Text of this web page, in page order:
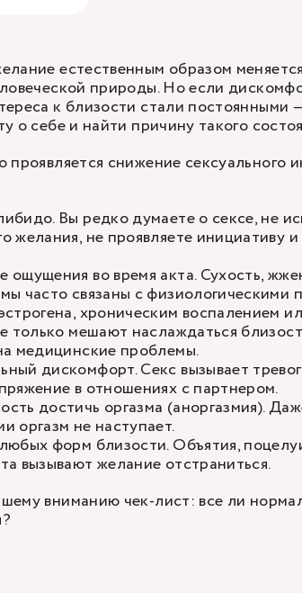
естественным образом
природы. Но если
к близости стали постоянными
о себе и найти причину такого
проявляется снижение сексуального
Вы редко думаете о сексе, не
желания, не проявляете инициативу и
ощущения во время акта. Сухость,
часто связаны с физиологическими
хроническим воспалением
только мешают наслаждаться
медицинские проблемы.
дискомфорт. Секс вызывает
в отношениях с партнером.
достичь оргазма (аноргазмия).
оргазм не наступает.
форм близости. Объятия,
вызывают желание отстраниться.
вниманию чек-лист: все ли